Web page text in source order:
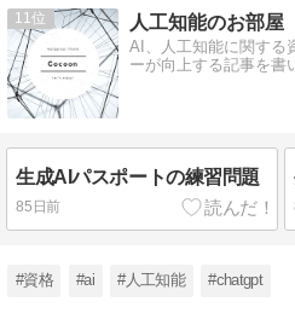
11 人工知能のお部屋
AI、人工知能に関する
ーが向上する記事を書
生成AIパスポートの練習問題
85日前
#資格 #ai #人工知能 #chatgpt